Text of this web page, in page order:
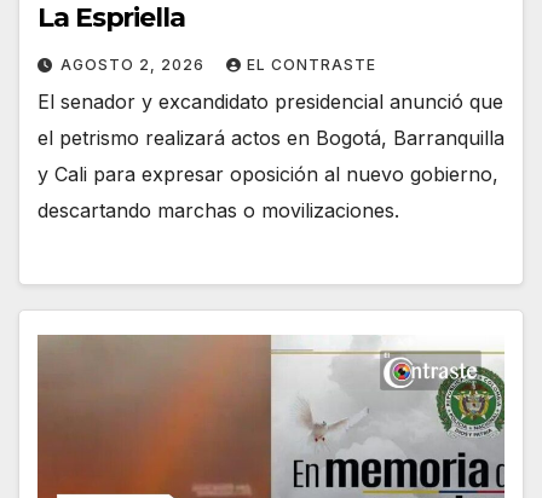
La Espriella
AGOSTO 2, 2026 EL CONTRASTE
El senador y excandidato presidencial anunció que
el petrismo realizará actos en Bogotá, Barranquilla
y Cali para expresar oposición al nuevo gobierno,
descartando marchas o movilizaciones.